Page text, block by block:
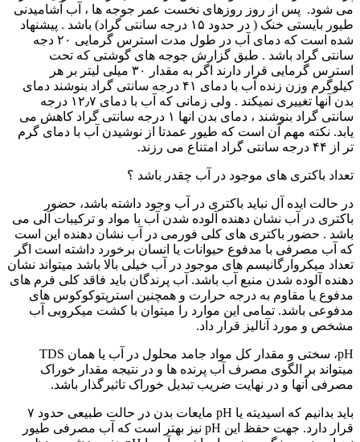
می شود. پس از روز روزهای نخست عمر جوجه ها ، آب آشامیدنی
طیور بایستی خنک ( در حدود ۱۵ درجه سانتی گراد) باشد . پیشنهاد
شده است که دمای آب در طول مدت استرس گرمایی ۲۰ دجه
سانتی گراد باشد . طبق گزارش جوجه های گوشتی که تحت
استرس گرمایی قرار دارند اگر به مقدار ۳۰ میلی لیتر بر هر
کیلوگرم وزن زنده آب با دمای ۴۱ درجه سانتی گراد بنوشند دمای
بدن آنها تغییری نمیکند . ولی زمانی که آب با دمای ۱۲٫۷ درجه
سانتی گراد بنوشند ، دمای بدن انها ۱ درجه سانتی گراد کاهش می
یابد. نکته مهم آن است که طیور عمدتا از نوشیدن آب با دمای گرم
تر از ۴۴ درجه سانتی گراد امتناع می رزند.
تعداد باکتری های موجود در آب چقدر باشد ؟
در حالت ایده آل نباید باکتری در آب وجود داشته باشد، حضور
باکتری در آب نشان دهنده آلوده شدن آب با مواد و ترکیبات آلی می
باشد . حضور باکتری های کلی فورمی در آب نشان دهنده این است
که آب مصرفی با مدفوع حیوانات یا انسان برخورد داشته است اگر
تعداد میکروارگانیسم های موجود در آب خیلی بالا باشد میتواند نشان
دهنده آلوده شدن منبع آب باشد. آب پرندگان باید فاقد کلی فرم های
مدفوع یا مقاوم به درجه حرارت و همچنین استرپتوکوکوس های
مدفوعی باشد. تمامی این موارد را میتوان با کشت میکروبی آب
مشخص و مورد آنالیز قرار داد.
pH، سختی و مقدار کل مواد جامد محلول در آب یا همان TDS
میتواند بر الگوی مصرف آب پرنده ها و در نتیجه مقدار خوراک
مصرفی آنها و در نهایت ضریب تبدیل خوراک تاثیرگذار باشد.
باید بدانیم که اسیدیته یا pH مایعات بدن در حالت طبیعی حدود ۷
قرار دارد. جهت حفظ این pH نیز بهتر است که آب مصرفی طیور